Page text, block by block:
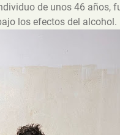
de unos 46 años,
los efectos del alcohol.